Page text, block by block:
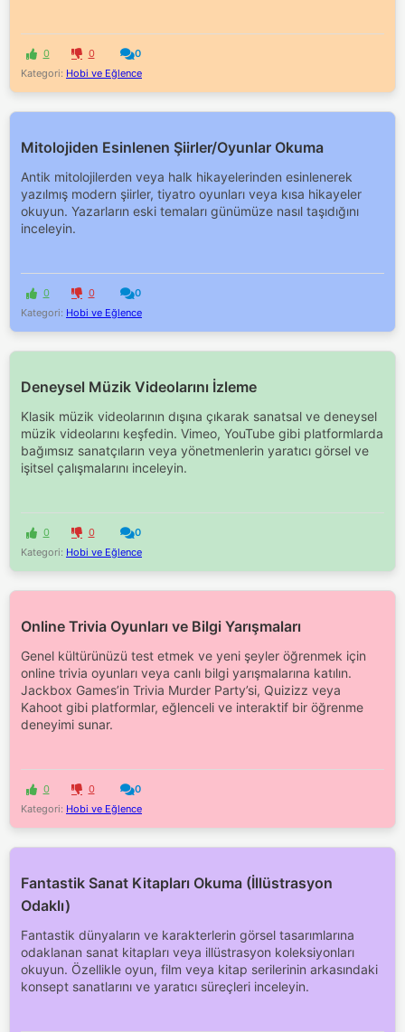
0 0
0
Kategori: Hobi ve Eğlence
Mitolojiden Esinlenen Şiirler/Oyunlar Okuma
Antik mitolojilerden veya halk hikayelerinden esinlenerek
yazılmış modern şiirler, tiyatro oyunları veya kısa hikayeler
okuyun. Yazarların eski temaları günümüze nasıl taşıdığını
inceleyin.
0 0
0
Kategori: Hobi ve Eğlence
Deneysel Müzik Videolarını İzleme
Klasik müzik videolarının dışına çıkarak sanatsal ve deneysel
müzik videolarını keşfedin. Vimeo, YouTube gibi platformlarda
bağımsız sanatçıların veya yönetmenlerin yaratıcı görsel ve
işitsel çalışmalarını inceleyin.
0 0
0
Kategori: Hobi ve Eğlence
Online Trivia Oyunları ve Bilgi Yarışmaları
Genel kültürünüzü test etmek ve yeni şeyler öğrenmek için
online trivia oyunları veya canlı bilgi yarışmalarına katılın.
Jackbox Games’in Trivia Murder Party’si, Quizizz veya
Kahoot gibi platformlar, eğlenceli ve interaktif bir öğrenme
deneyimi sunar.
0 0
0
Kategori: Hobi ve Eğlence
Fantastik Sanat Kitapları Okuma (İllüstrasyon
Odaklı)
Fantastik dünyaların ve karakterlerin görsel tasarımlarına
odaklanan sanat kitapları veya illüstrasyon koleksiyonları
okuyun. Özellikle oyun, film veya kitap serilerinin arkasındaki
konsept sanatlarını ve yaratıcı süreçleri inceleyin.